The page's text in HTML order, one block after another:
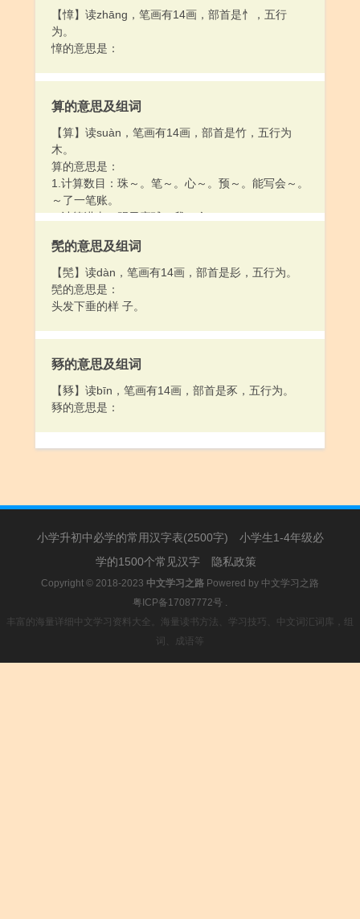
【慞】读zhāng，笔画有14画，部首是忄，五行
为。
慞的意思是：
算的意思及组词
【算】读suàn，笔画有14画，部首是竹，五行为
木。
算的意思是：
1.计算数目：珠～。笔～。心～。预～。能写会～。
～了一笔账。
2.计算进去：明天赛球～我一个。
4.推测：我～他今天该动身了。
5.认做；当做：他可以～一个好学生。你们挑剩下的
都～我的。
6.算数；承认有效力：他说的不～，还得你说。
他不愿意就～了吧。
了。
9.总算：最后～把这个问题弄懂了。
10.姓。
髧的意思及组词
【髧】读dàn，笔画有14画，部首是髟，五行为。
髧的意思是：
头发下垂的样 子。
豩的意思及组词
【豩】读bīn，笔画有14画，部首是豕，五行为。
豩的意思是：
小学升初中必学的常用汉字表(2500字)
小学生1-4年级必
学的1500个常见汉字
隐私政策
Copyright © 2018-2023 中文学习之路 Powered by 中文学习之路
粤ICP备17087772号 .
丰富的海量详细中文学习资料大全。海量读书方法、学习技巧、中文词汇词库，组
词、成语等